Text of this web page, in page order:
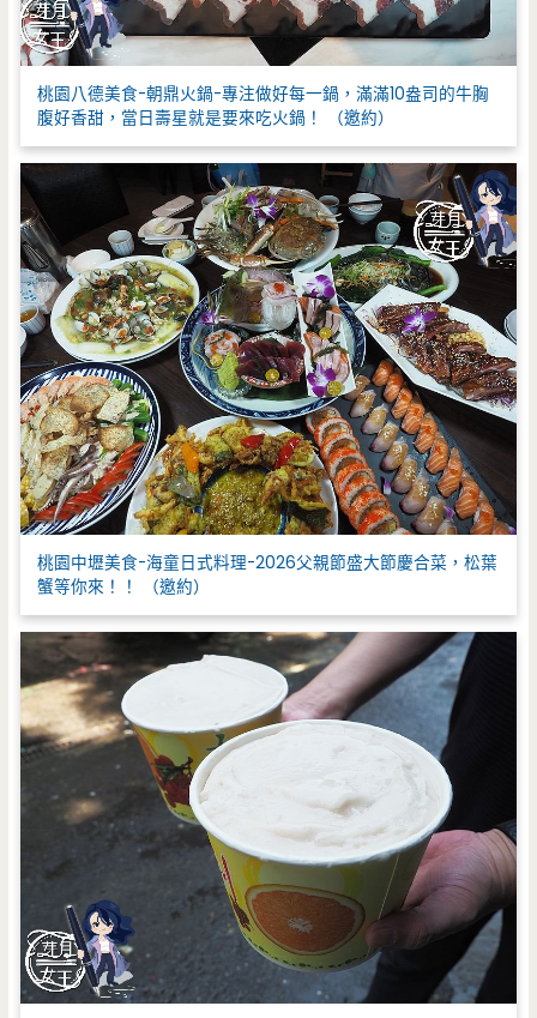
桃園八德美食-朝鼎火鍋-專注做好每一鍋，滿滿10盎司的牛胸
腹好香甜，當日壽星就是要來吃火鍋！ （邀約）
桃園中壢美食-海童日式料理-2026父親節盛大節慶合菜，松葉
蟹等你來！！ （邀約）